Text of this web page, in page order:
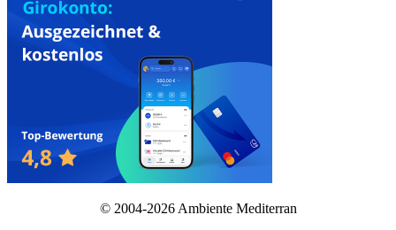
© 2004-2026 Ambiente Mediterran